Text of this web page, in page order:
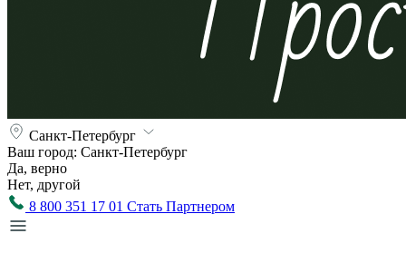
Санкт-Петербург
Ваш город: Санкт-Петербург
Да, верно
Нет, другой
8 800 351 17 01 Стать Партнером